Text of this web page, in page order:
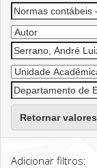
Retornar valores
Adicionar filtros: